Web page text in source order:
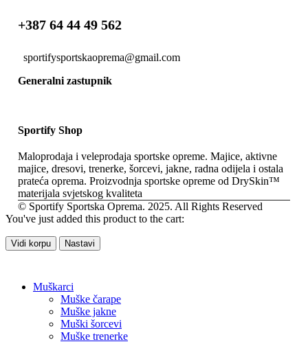
+387 64 44 49 562
sportifysportskaoprema@gmail.com
Generalni zastupnik
Sportify Shop
Maloprodaja i veleprodaja sportske opreme. Majice, aktivne
majice, dresovi, trenerke, šorcevi, jakne, radna odijela i ostala
prateća oprema. Proizvodnja sportske opreme od DrySkin™
materijala svjetskog kvaliteta
© Sportify Sportska Oprema. 2025. All Rights Reserved
You've just added this product to the cart:
Vidi korpu Nastavi
Muškarci
Muške čarape
Muške jakne
Muški šorcevi
Muške trenerke